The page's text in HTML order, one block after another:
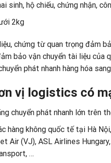
sinh, hộ chiếu, chứng nhận,
2kg
chứng từ quan trọng đảm
bảo vận chuyển tài liệu của
phát nhanh hàng hóa
vị logistics có
chuyển phát nhanh lớn trên
hàng không quốc tế tại Hà
Air (VJ), ASL Airlines
…